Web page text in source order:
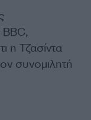
η Τζασίντα
συνομιλητή